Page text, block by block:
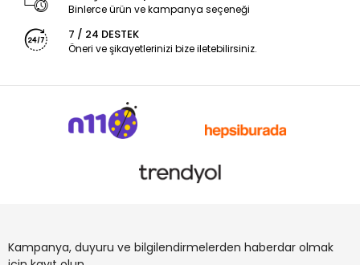
Binlerce ürün ve kampanya seçeneği
7 / 24 DESTEK
Öneri ve şikayetlerinizi bize iletebilirsiniz.
Kampanya, duyuru ve bilgilendirmelerden haberdar olmak